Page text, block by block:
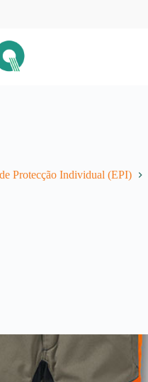
Protecção Individual (EPI)